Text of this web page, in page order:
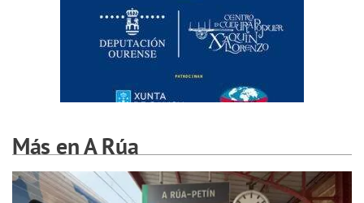
Más en A Rúa